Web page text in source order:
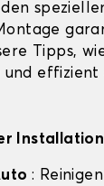
Tipps,
effizient
Installation
: